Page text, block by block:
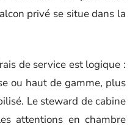
privé se situe dans la
de service est logique :
ou haut de gamme, plus
Le steward de cabine
attentions en chambre